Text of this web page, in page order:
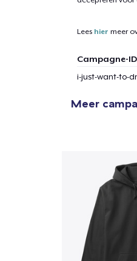
Lees hier meer
Campagne-ID
i-just-want-to-
Meer